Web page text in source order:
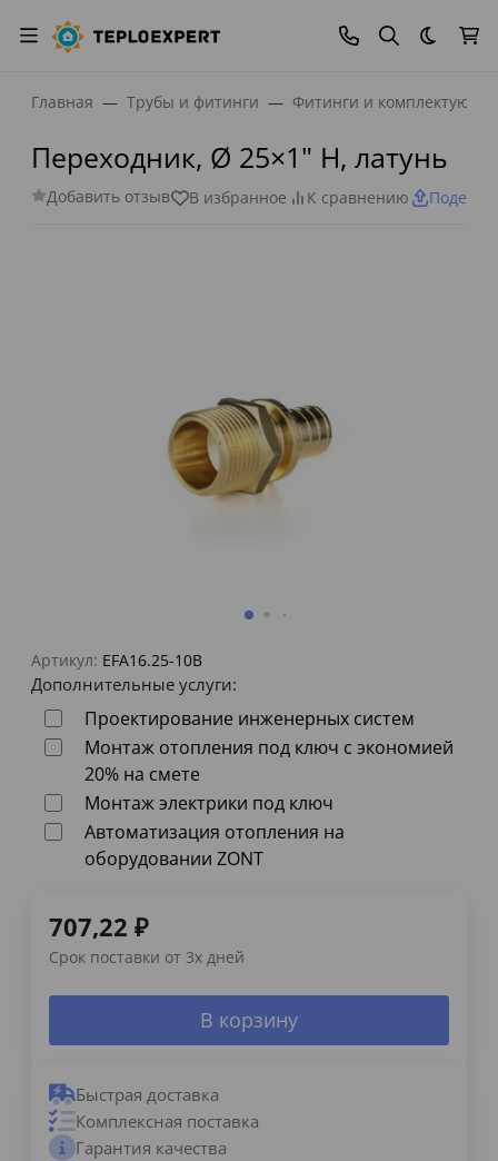
Темная
Главная Трубы и фитинги Фитинги и
Переходник, Ø 25×1" Н, латунь
Добавить отзыв В избранное К сравнению
Артикул: EFA16.25-10B
Дополнительные услуги:
Проектирование инженерных систем
Монтаж отопления под ключ с экономией
20% на смете
Монтаж электрики под ключ
Автоматизация отопления на
оборудовании ZONT
707,22 ₽
Срок поставки от 3х дней
В корзину
Быстрая доставка
Комплексная поставка
Гарантия качества